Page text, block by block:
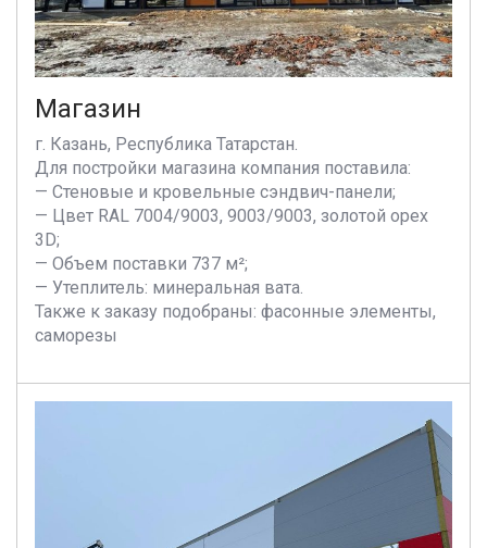
Магазин
г. Казань, Республика Татарстан.
Для постройки магазина компания поставила:
— Стеновые и кровельные сэндвич-панели;
— Цвет RAL 7004/9003, 9003/9003, золотой орех
3D;
— Объем поставки 737 м²;
— Утеплитель: минеральная вата.
Также к заказу подобраны: фасонные элементы,
саморезы